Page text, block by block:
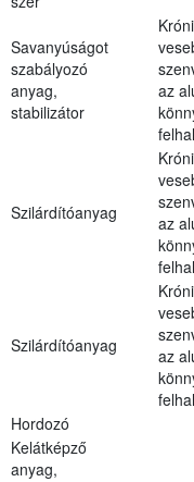
Savanyúságot
szabályozó
anyag,
stabilizátor
az
Szilárdítóanyag
az
Szilárdítóanyag
az
Hordozó
Kelátképző
anyag,